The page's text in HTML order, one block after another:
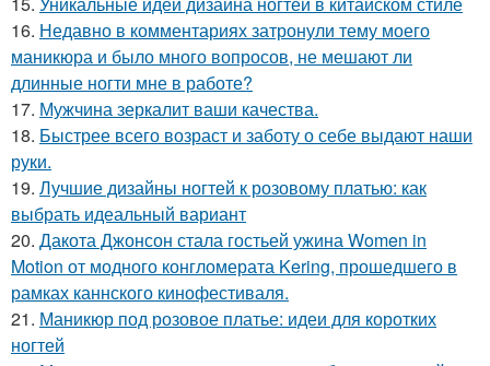
16. Недавно в комментариях затронули тему моего
маникюра и было много вопросов, не мешают ли
длинные ногти мне в работе?
17. Мужчина зеркалит ваши качества.
18. Быстрее всего возраст и заботу о себе выдают наши
руки.
19. Лучшие дизайны ногтей к розовому платью: как
выбрать идеальный вариант
20. Дакота Джонсон стала гостьей ужина Women in
Motion от модного конгломерата Kering, прошедшего в
рамках каннского кинофестиваля.
21. Маникюр под розовое платье: идеи для коротких
ногтей